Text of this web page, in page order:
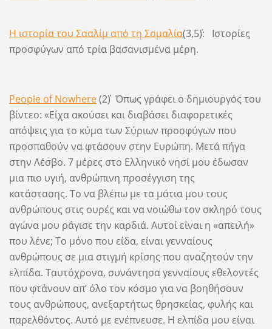
Η ιστορία του Σααλίμ από τη Σομαλία(3,5΄): Ιστορίες
προσφύγων από τρία βασανισμένα μέρη.
People of Nowhere(2΄) Όπως γράφει ο δημιουργός του
βίντεο: «Είχα ακούσει και διαβάσει διαφορετικές
απόψεις για το κύμα των Σύριων προσφύγων που
προσπαθούν να φτάσουν στην Ευρώπη. Μετά πήγα
στην Λέσβο. 7 μέρες στο Ελληνικό νησί μου έδωσαν
μια πιο υγιή, ανθρώπινη προσέγγιση της
κατάστασης. Το να βλέπω με τα μάτια μου τους
ανθρώπους στις ουρές και να νοιώθω τον σκληρό τους
αγώνα μου ράγισε την καρδιά. Αυτοί είναι η «απειλή»
που λένε; Το μόνο που είδα, είναι γενναίους
ανθρώπους σε μια στιγμή κρίσης που αναζητούν την
ελπίδα. Ταυτόχρονα, συνάντησα γενναίους εθελοντές
που φτάνουν απ’ όλο τον κόσμο για να βοηθήσουν
τους ανθρώπους, ανεξαρτήτως θρησκείας, φυλής και
παρελθόντος. Αυτό με ενέπνευσε. Η ελπίδα μου είναι